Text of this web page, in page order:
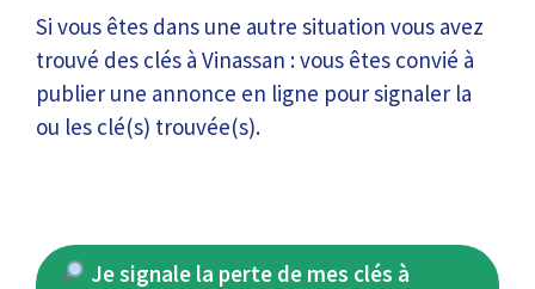
Si vous êtes dans une autre situation vous avez
trouvé des clés à Vinassan : vous êtes convié à
publier une annonce en ligne pour signaler la
ou les clé(s) trouvée(s).
Je signale la perte de mes clés à